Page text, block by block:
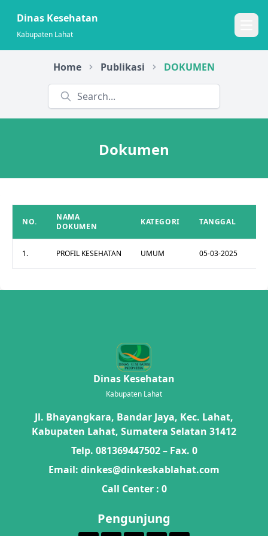
Dinas Kesehatan
Kabupaten Lahat
Home Publikasi DOKUMEN
Dokumen
NO.
NAMA
DOKUMEN
KATEGORI TANGGAL
1. PROFIL KESEHATAN UMUM 05-03-2025
Dinas Kesehatan
Kabupaten Lahat
Jl. Bhayangkara, Bandar Jaya, Kec. Lahat,
Kabupaten Lahat, Sumatera Selatan 31412
Telp. 081369447502 – Fax. 0
Email: dinkes@dinkeskablahat.com
Call Center : 0
Pengunjung